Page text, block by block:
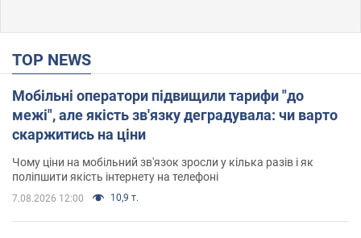
TOP NEWS
Мобільні оператори підвищили тарифи "до
межі", але якість зв'язку деградувала: чи варто
скаржитись на ціни
Чому ціни на мобільний зв'язок зросли у кілька разів і як
поліпшити якість інтернету на телефоні
7.08.2026 12:00 10,9 т.